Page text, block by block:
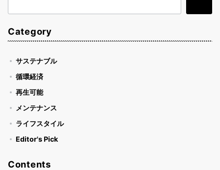
索
Category
サステナブル
循環経済
再生可能
メンテナンス
ライフスタイル
Editor's Pick
Contents